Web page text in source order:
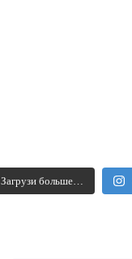
Загрузи больше…